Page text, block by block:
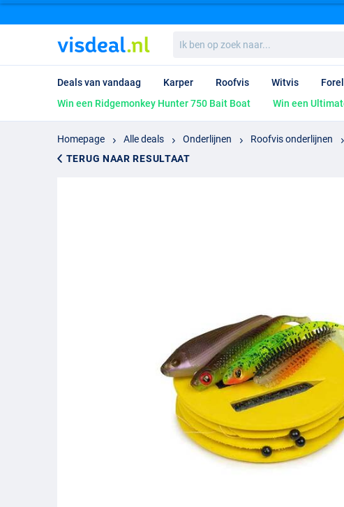
ben
op
naar...
Deals van vandaag Karper Roofvis Witvis Forel
Win een Ridgemonkey Hunter 750 Bait Boat
Win een
Homepage Alle deals Onderlijnen Roofvis onderlijnen
TERUG NAAR RESULTAAT